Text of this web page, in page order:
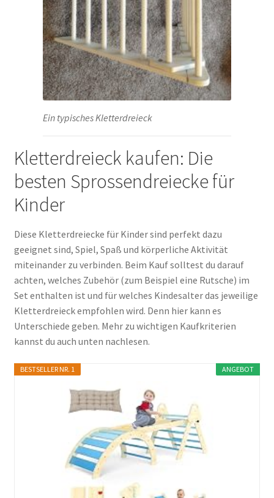
Ein typisches Kletterdreieck
Kletterdreieck kaufen: Die
besten Sprossendreiecke für
Kinder
Diese Kletterdreiecke für Kinder sind perfekt dazu
geeignet sind, Spiel, Spaß und körperliche Aktivität
miteinander zu verbinden. Beim Kauf solltest du darauf
achten, welches Zubehör (zum Beispiel eine Rutsche) im
Set enthalten ist und für welches Kindesalter das jeweilige
Kletterdreieck empfohlen wird. Denn hier kann es
Unterschiede geben. Mehr zu wichtigen Kaufkriterien
kannst du auch unten nachlesen.
ANGEBOT
BESTSELLER NR. 1